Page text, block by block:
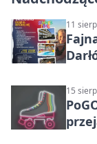
11
15